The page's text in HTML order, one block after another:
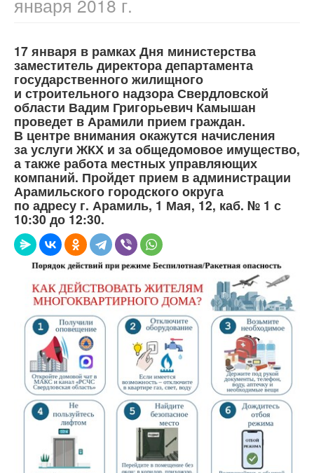
января 2018 г.
17 января в рамках Дня министерства
заместитель директора департамента
государственного жилищного
и строительного надзора Свердловской
области Вадим Григорьевич Камышан
проведет в Арамили прием граждан.
В центре внимания окажутся начисления
за услуги ЖКХ и за общедомовое имущество,
а также работа местных управляющих
компаний. Пройдет прием в администрации
Арамильского городского округа
по адресу г. Арамиль, 1 Мая, 12, каб. № 1 с
10:30 до 12:30.